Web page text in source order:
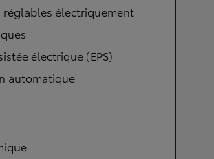
réglables électriquement
électrique (EPS)
automatique